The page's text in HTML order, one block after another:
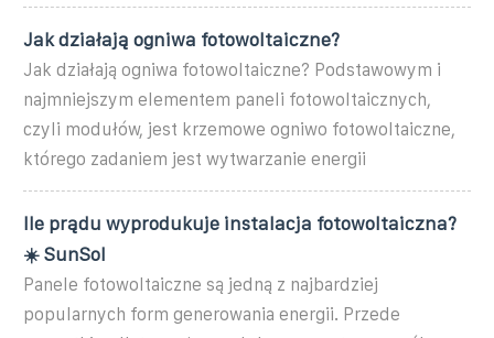
Jak działają ogniwa fotowoltaiczne?
Jak działają ogniwa fotowoltaiczne? Podstawowym i
najmniejszym elementem paneli fotowoltaicznych,
czyli modułów, jest krzemowe ogniwo fotowoltaiczne,
którego zadaniem jest wytwarzanie energii
Ile prądu wyprodukuje instalacja fotowoltaiczna?
☀️ SunSol
Panele fotowoltaiczne są jedną z najbardziej
popularnych form generowania energii. Przede